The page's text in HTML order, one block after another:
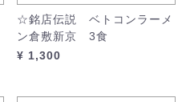
☆銘店伝説 ベトコンラーメ
ン倉敷新京 3食
¥ 1,300